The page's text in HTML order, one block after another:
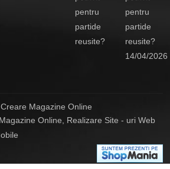
pentru
partide
reusite?
14/04/2026
Creare Magazine Online